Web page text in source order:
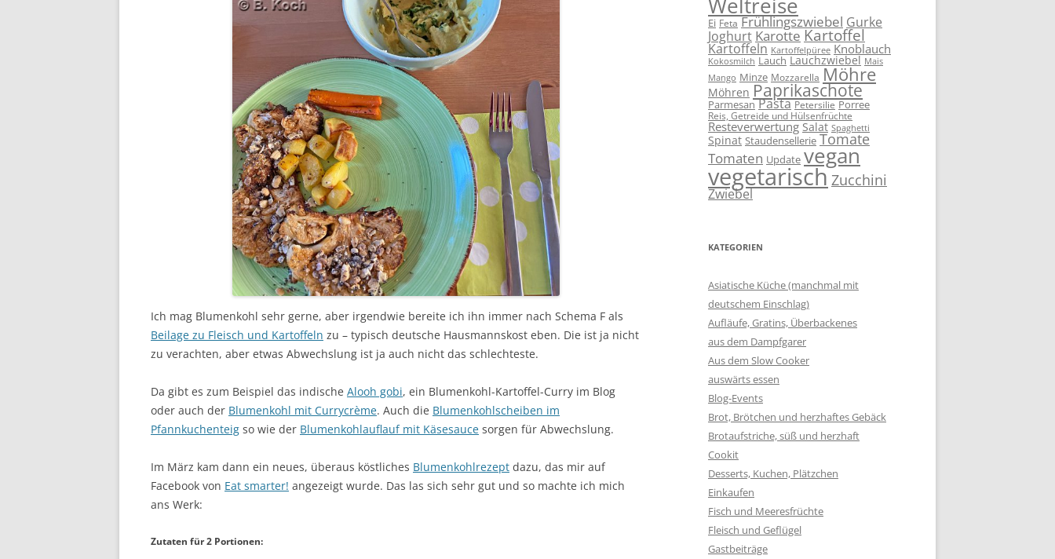
Ich mag Blumenkohl sehr gerne, aber irgendwie bereite ich ihn immer nach Schema F als
Beilage zu Fleisch und Kartoffeln zu – typisch deutsche Hausmannskost eben. Die ist ja nicht
zu verachten, aber etwas Abwechslung ist ja auch nicht das schlechteste.
Da gibt es zum Beispiel das indische Alooh gobi, ein Blumenkohl-Kartoffel-Curry im Blog
oder auch der Blumenkohl mit Currycrème. Auch die Blumenkohlscheiben im
Pfannkuchenteig so wie der Blumenkohlauflauf mit Käsesauce sorgen für Abwechslung.
Im März kam dann ein neues, überaus köstliches Blumenkohlrezept dazu, das mir auf
Facebook von Eat smarter! angezeigt wurde. Das las sich sehr gut und so machte ich mich
ans Werk:
Zutaten für 2 Portionen:
Ei Feta Frühlingszwiebel Gurke
Joghurt Karotte Kartoffel
Kartoffeln Kartoffelpüree Knoblauch
Kokosmilch Lauch Lauchzwiebel Mais
Mango Minze Mozzarella Möhre
Möhren Paprikaschote
Parmesan Pasta Petersilie Porree
Reis, Getreide und Hülsenfrüchte
Resteverwertung Salat Spaghetti
Spinat Staudensellerie Tomate
Tomaten Update vegan
vegetarischZucchini
Zwiebel
KATEGORIEN
Asiatische Küche (manchmal mit
deutschem Einschlag)
Aufläufe, Gratins, Überbackenes
aus dem Dampfgarer
Aus dem Slow Cooker
auswärts essen
Blog-Events
Brot, Brötchen und herzhaftes Gebäck
Brotaufstriche, süß und herzhaft
Cookit
Desserts, Kuchen, Plätzchen
Einkaufen
Fisch und Meeresfrüchte
Fleisch und Geflügel
Gastbeiträge